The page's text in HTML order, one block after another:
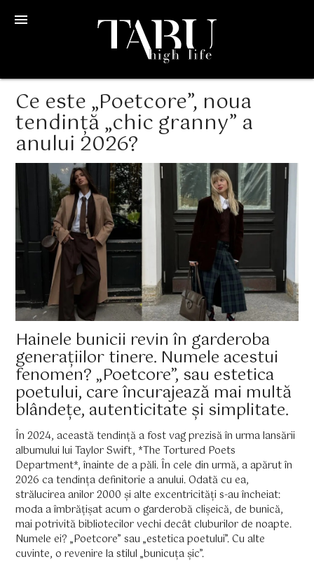
menu
Ce este „Poetcore”, noua
tendință „chic granny” a
anului 2026?
Hainele bunicii revin în garderoba
generațiilor tinere. Numele acestui
fenomen? „Poetcore”, sau estetica
poetului, care încurajează mai multă
blândețe, autenticitate și simplitate.
În 2024, această tendință a fost vag prezisă în urma lansării
albumului lui Taylor Swift, *The Tortured Poets
Department*, înainte de a păli. În cele din urmă, a apărut în
2026 ca tendința definitorie a anului. Odată cu ea,
strălucirea anilor 2000 și alte excentricități s-au încheiat:
moda a îmbrățișat acum o garderobă clișeică, de bunică,
mai potrivită bibliotecilor vechi decât cluburilor de noapte.
Numele ei? „Poetcore” sau „estetica poetului”. Cu alte
cuvinte, o revenire la stilul „bunicuța șic”.